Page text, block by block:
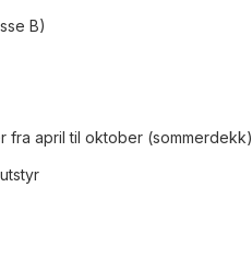
B)
april til oktober (sommerdekk)